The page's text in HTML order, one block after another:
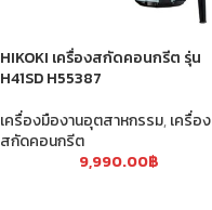
HIKOKI เครื่องสกัดคอนกรีต รุ่น
H41SD H55387
เครื่องมืองานอุตสาหกรรม,เครื่อง
สกัดคอนกรีต
9,990.00฿